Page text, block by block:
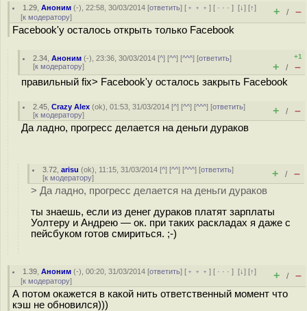
1.29 ,Аноним (-), 22:58, 30/03/2014 [ответить] [ ﹢﹢﹢] [ · · ·][↓] [↑]
[к модератору] + / –
Facebook'у осталось открыть только Facebook
2.34 ,Аноним (-), 23:36, 30/03/2014 [^] [^^] [^^^] [ответить]
[к модератору]
+1
+ / –
правильный fix> Facebook'у осталось закрыть Facebook
2.45 ,Crazy Alex (ok), 01:53, 31/03/2014 [^] [^^] [^^^] [ответить]
[к модератору] + / –
Да ладно, прогресс делается на деньги дураков
3.72 ,arisu (ok), 11:15, 31/03/2014 [^] [^^] [^^^] [ответить]
[к модератору] + / –
> Да ладно, прогресс делается на деньги дураков
ты знаешь, если из денег дураков платят зарплаты
Уолтеру и Андрею — ок. при таких раскладах я даже с
пейсбуком готов смириться. ;-)
1.39 ,Аноним (-), 00:20, 31/03/2014 [ответить] [ ﹢﹢﹢] [ · · ·][↓] [↑]
[к модератору] + / –
А потом окажется в какой нить ответственный момент что
кэш не обновился)))